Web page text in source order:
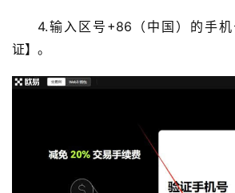
4.输入区号+86（中国）的手
证】。